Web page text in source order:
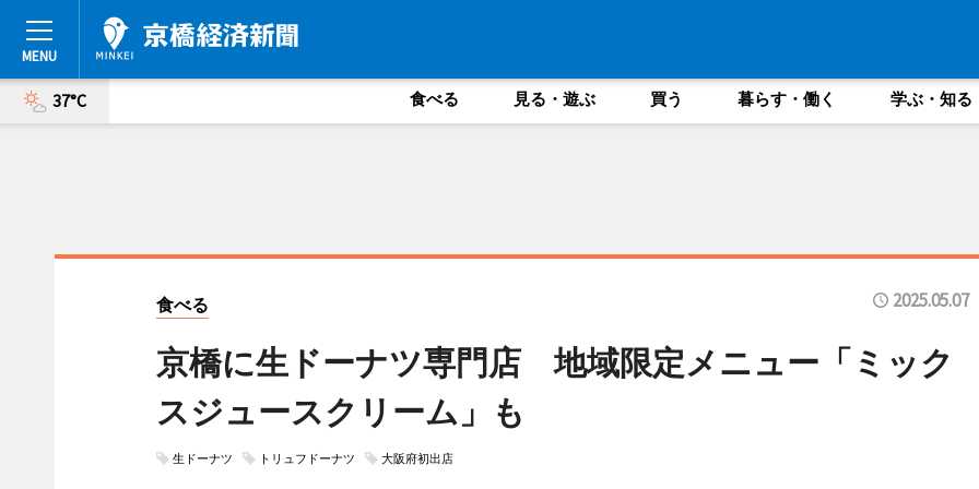
37°C 食べる 見る・遊ぶ 買う 暮らす・働く 学ぶ・知る
食べる 2025.05.07
京橋に生ドーナツ専門店 地域限定メニュー「ミック
スジュースクリーム」も
生ドーナツ トリュフドーナツ 大阪府初出店